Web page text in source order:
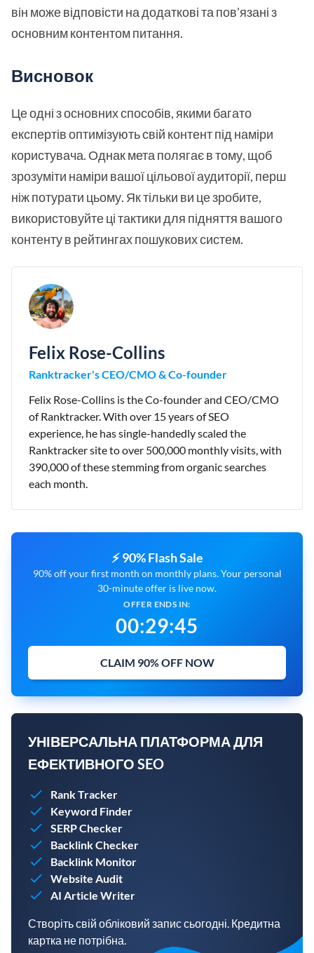
він може відповісти на додаткові та пов'язані з
основним контентом питання.
Висновок
Це одні з основних способів, якими багато
експертів оптимізують свій контент під наміри
користувача. Однак мета полягає в тому, щоб
зрозуміти наміри вашої цільової аудиторії, перш
ніж потурати цьому. Як тільки ви це зробите,
використовуйте ці тактики для підняття вашого
контенту в рейтингах пошукових систем.
Felix Rose-Collins
Ranktracker's CEO/CMO & Co-founder
Felix Rose-Collins is the Co-founder and CEO/CMO
of Ranktracker. With over 15 years of SEO
experience, he has single-handedly scaled the
Ranktracker site to over 500,000 monthly visits, with
390,000 of these stemming from organic searches
each month.
⚡ 90% Flash Sale
90% off your first month on monthly plans. Your personal
30-minute offer is live now.
OFFER ENDS IN:
00:29:44
CLAIM 90% OFF NOW
УНІВЕРСАЛЬНА ПЛАТФОРМА ДЛЯ
ЕФЕКТИВНОГО SEO
Rank Tracker
Keyword Finder
SERP Checker
Backlink Checker
Backlink Monitor
Website Audit
AI Article Writer
Створіть свій обліковий запис сьогодні. Кредитна
картка не потрібна.